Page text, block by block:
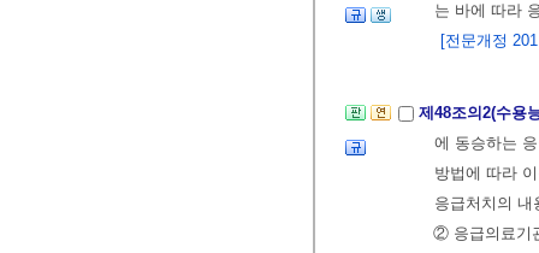
는 바에 따라
[전문개정
제48조의2(수용
에 동승하는
방법에 따라
응급처치의
② 응급의료기